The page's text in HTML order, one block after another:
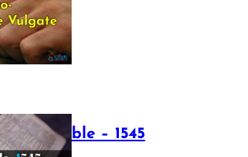
Vulgate
July 12, 2025
Luther Bible – 1545